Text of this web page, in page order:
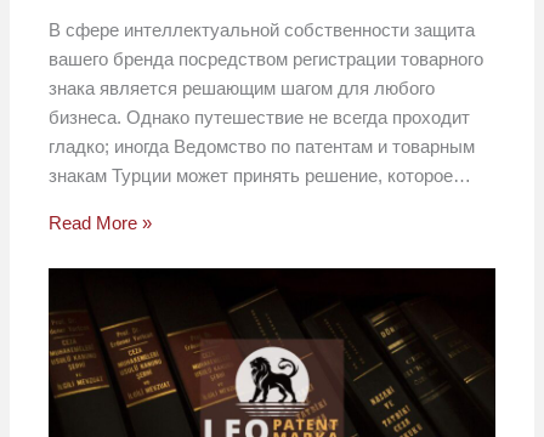
В сфере интеллектуальной собственности защита
вашего бренда посредством регистрации товарного
знака является решающим шагом для любого
бизнеса. Однако путешествие не всегда проходит
гладко; иногда Ведомство по патентам и товарным
знакам Турции может принять решение, которое…
Read More »